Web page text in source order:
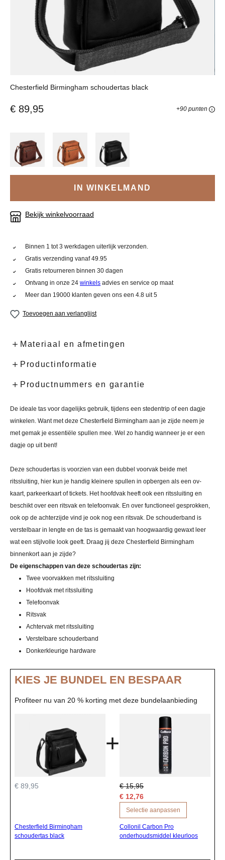
Chesterfield Birmingham schoudertas black
€ 89,95 +90 punten
IN WINKELMAND
Bekijk winkelvoorraad
Binnen 1 tot 3 werkdagen uiterlijk verzonden.
Gratis verzending vanaf 49.95
Gratis retourneren binnen 30 dagen
Ontvang in onze 24winkels advies en service op maat
Meer dan 19000 klanten geven ons een 4.8 uit 5
Toevoegen aan verlanglijst
Materiaal en afmetingen
Productinformatie
Productnummers en garantie
De ideale tas voor dagelijks gebruik, tijdens een stedentrip of een dagje
winkelen. Want met deze Chesterfield Birmingham aan je zijde neem je
met gemak je essentiële spullen mee. Wel zo handig wanneer je er een
dagje op uit bent!
Deze schoudertas is voorzien van een dubbel voorvak beide met
ritssluiting, hier kun je handig kleinere spullen in opbergen als een ov-
kaart, parkeerkaart of tickets. Het hoofdvak heeft ook een ritssluiting en
beschikt over een ritsvak en telefoonvak. En over functioneel gesprokken,
ook op de achterzijde vind je ook nog een ritsvak. De schouderband is
verstelbaar in lengte en de tas is gemaakt van hoogwaardig gewaxt leer
wat een stijlvolle look geeft. Draag jij deze Chesterfield Birmingham
binnenkort aan je zijde?
De eigenschappen van deze schoudertas zijn:
Twee voorvakken met ritssluiting
Hoofdvak met ritssluiting
Telefoonvak
Ritsvak
Achtervak met ritssluiting
Verstelbare schouderband
Donkerkleurige hardware
KIES JE BUNDEL EN BESPAAR
Profiteer nu van 20 % korting met deze bundelaanbieding
€ 89,95
Chesterfield Birmingham
schoudertas black
+
€ 15,95
€ 12,76
Selectie aanpassen
Collonil Carbon Pro
onderhoudsmiddel kleurloos